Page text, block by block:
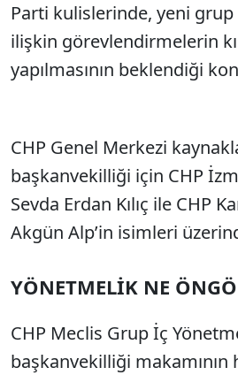
Parti kulislerinde, yeni
ilişkin görevlendirmelerin
yapılmasının beklendiği
CHP Genel Merkezi
başkanvekilliği için CHP
Sevda Erdan Kılıç ile CHP
Akgün Alp’in isimleri
YÖNETMELİK NE
CHP Meclis Grup İç
başkanvekilliği